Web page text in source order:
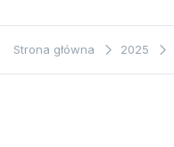
Strona główna 2025